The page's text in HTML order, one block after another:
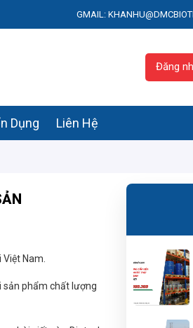
GMAIL:
Đăng
Dụng Liên Hệ
Nam.
sản phẩm chất lượng